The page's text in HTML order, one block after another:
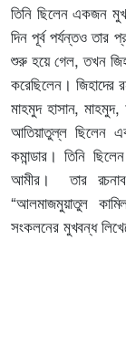
তিনি ছিলেন একজন
দিন পূর্ব পর্যন্তও তার
শুরু হয়ে গেল, তখন
করেছিলেন। জিহাদের
মাহমুদ হাসান,
আতিয়াতুল্ল ছিলেন
কমান্ডার। তিনি
আমীর। তার
“আলমাজমুয়াতুল
সংকলনের মুখবন্ধ